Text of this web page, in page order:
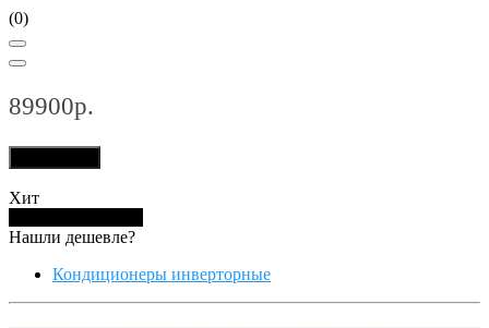
(0)
89900р.
Хит
Нашли дешевле?
Кондиционеры инверторные